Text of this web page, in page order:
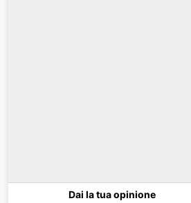
Dai la tua opinione